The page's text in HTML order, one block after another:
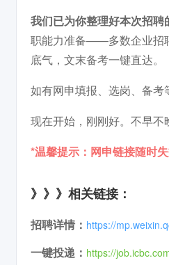
我们已为你整理好本次招
职能力准备——多数企业招
底气，文末备考一键直达。
如有网申填报、选岗、备考
现在开始，刚刚好。不早不
*温馨提示：网申链接随时
》》》相关链接：
招聘详情： https://
一键投递： https://